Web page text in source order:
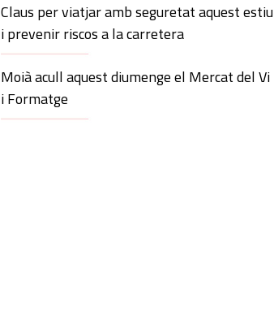
Claus per viatjar amb seguretat aquest estiu
i prevenir riscos a la carretera
Moià acull aquest diumenge el Mercat del Vi
i Formatge